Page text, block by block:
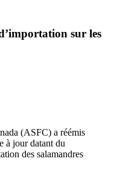
sur les
(ASFC) a réémis
à jour datant du
des salamandres